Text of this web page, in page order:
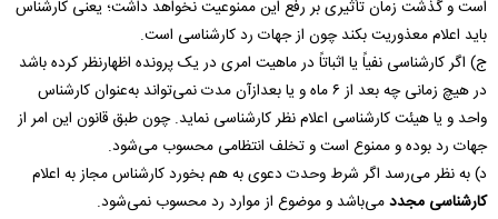
است و گذشت زمان تأثیری بر رفع این ممنوعیت نخواهد داشت؛ یعنی کارشناس
باید اعلام معذوریت بکند چون از جهات رد کارشناسی است.
ج) اگر کارشناسی نفیاً یا اثباتاً در ماهیت امری در یک پرونده اظهارنظر کرده باشد
در هیچ زمانی چه بعد از ۶ ماه و یا بعدازآن مدت نمی‌تواند به‌عنوان کارشناس
واحد و یا هیئت کارشناسی اعلام نظر کارشناسی نماید. چون طبق قانون این امر از
جهات رد بوده و ممنوع است و تخلف انتظامی محسوب می‌شود.
د) به نظر می‌رسد اگر شرط وحدت دعوی به هم بخورد کارشناس مجاز به اعلام
کارشناسی مجددمی‌باشد و موضوع از موارد رد محسوب نمی‌شود.